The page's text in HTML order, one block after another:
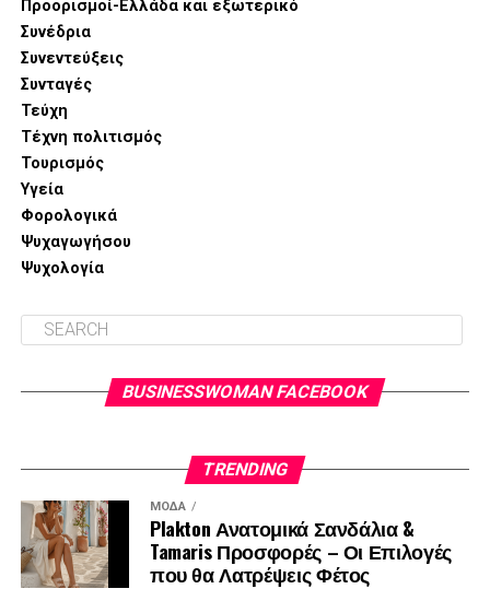
Surgeons, εργάζεται ωςΔιευθυντής
Ενδοκρινών Αδένων στην
Επισκεφθείτε σήμερα το
προγραμματίστε το ραντεβού σας και συζητήστε την
κατάλληλη θεραπευτική λύση
Προορισμοί-Ελλάδα και εξωτερικό
Συνέδρια
Συνεντεύξεις
Συνταγές
Τεύχη
Τέχνη πολιτισμός
Τουρισμός
Υγεία
Φορολογικά
Ψυχαγωγήσου
Ψυχολογία
BUSINESSWOMAN FACEBOOK
TRENDING
ΜΌΔΑ
Plakton Ανατομικά Σανδάλια &
Tamaris Προσφορές – Οι Επιλογές
που θα Λατρέψεις Φέτος